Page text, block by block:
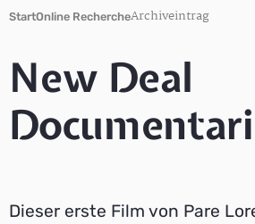
StartOnline RechercheArchiveintrag
New Deal
Dieser erste Film von Pare